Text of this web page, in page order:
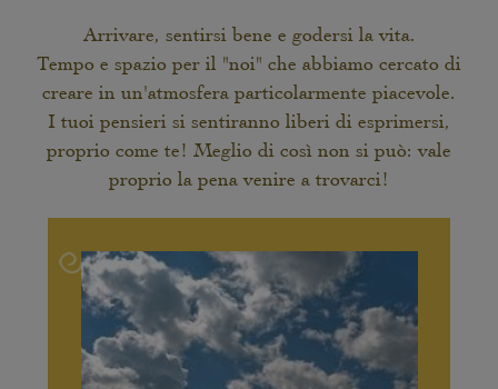
Arrivare, sentirsi bene e godersi la vita.
Tempo e spazio per il "noi" che abbiamo cercato di
creare in un'atmosfera particolarmente piacevole.
I tuoi pensieri si sentiranno liberi di esprimersi,
proprio come te! Meglio di così non si può: vale
proprio la pena venire a trovarci!